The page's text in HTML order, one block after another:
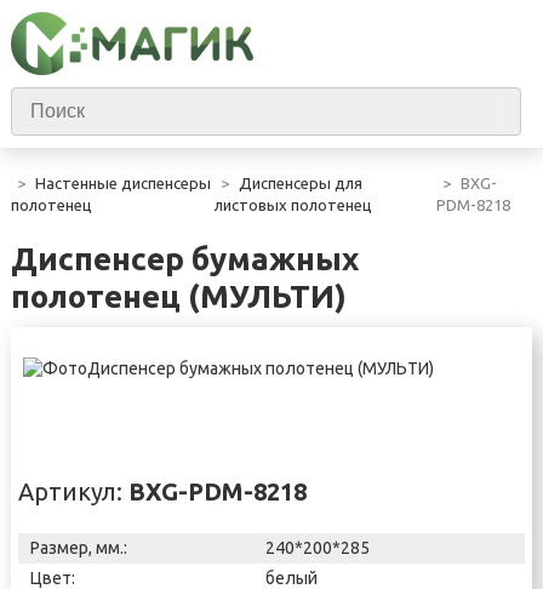
Настенные диспенсеры
полотенец
Диспенсеры для
листовых полотенец
BXG-
PDM-8218
Диспенсер бумажных
полотенец (МУЛЬТИ)
Артикул: BXG-PDM-8218
Размер, мм.:
240*200*285
Цвет:
белый